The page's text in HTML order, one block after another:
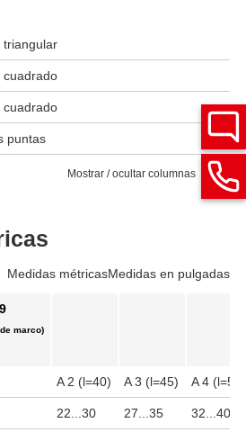
triangular
cuadrado
cuadrado
puntas
Mostrar / ocultar columnas
Medidas métricasMedidas en pulgadas
marco)
A 2 (l=40) A 3 (l=45) A 4 (l=50)
22...30 27...35 32...40